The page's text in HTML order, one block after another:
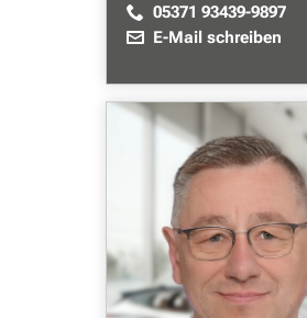
05371 93439-9897
E-Mail schreiben